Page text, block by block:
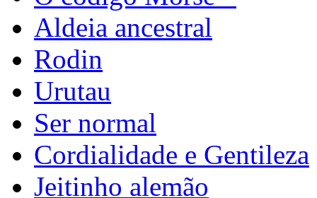
Aldeia ancestral
Rodin
Urutau
Ser normal
Cordialidade e Gentileza
Jeitinho alemão